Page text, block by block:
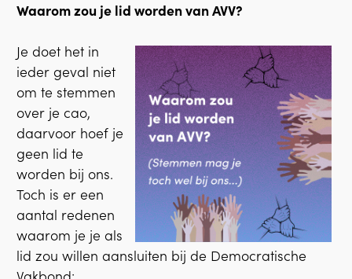
Waarom zou je lid worden van AVV?
Je doet het in
ieder geval niet
om te stemmen
over je cao,
daarvoor hoef je
geen lid te
worden bij ons.
Toch is er een
aantal redenen
waarom je je als
lid zou willen aansluiten bij de Democratische